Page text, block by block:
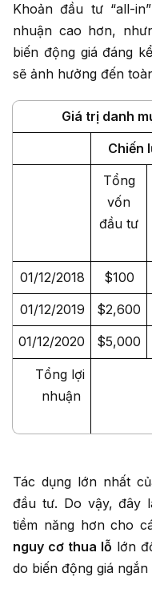
Khoản đầu tư “all-
nhuận cao hơn,
biến động giá đáng
sẽ ảnh hưởng đến
Giá trị danh
Chiến
Tổng
vốn
đầu tư
01/12/2018
$100
01/12/2019
$2,600
01/12/2020
$5,000
Tổng lợi
nhuận
Tác dụng lớn nhất
đầu tư. Do vậy, đây
tiềm năng hơn cho
nguy cơ thua lỗ lớn
do biến động giá